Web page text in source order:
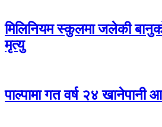
मिलिनियम स्कुलमा जलेकी
मृत्यु
पाल्पामा गत वर्ष २४ खानेपानी